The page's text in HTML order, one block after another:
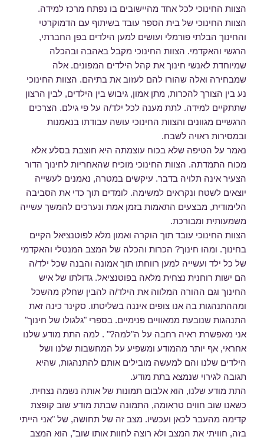
הצוות החינוכי לכל אחד מהיישובים בו נפתח מרכז למידה.
הצוות החינוכי של בית הספר עובד בשיתוף עם הדמוקרטי
והחינוך הבלתי פורמלי ועושים למען הילדים בפן החברתי,
הרגשי והאקדמי. הצוות החינוכי מקבל באהבה ובהכלה
שמיוחדת לאנשי חינוך את קהל הילדים המפונים. אלה
שמבחירה ואלה שהורו להם לעזוב את בתיהם. הצוות החינוכי
נע בין הצורך להכרות, מתן אמון, גיבוש בין הילדים, לבין הרצון
שתתקיים למידה. לתת מענה לכל ילד/ה על פי גילם. הצרכים
הרגשיים מגוונים והצוות החינוכי עושה עבודתו בנאמנות
ובמסירות ראויה לשבח.
נאמר על הטיפה שלא בכוח עוצמתה היא חוצבת בסלע אלא
מכוח התמדתה. הצוות החינוכי מוכיח שהאחריות לחינוך הדור
הצעיר אינה תלויה בדבר. עיקשים במטרה, נאמנים לעשייה
יוצאים לשטח ונקראים למשימה. לומדים תוך כדי את הסביבה
הלימודית, מבצעים התאמות בזמן אמת ונערכים להמשך עשייה
משמעותית ומבורכת.
הצוות החינוכי עובד תוך הוקרה ואמון מלא לפוטנציאל הקיים
בחינוך. ומהו חינוך? הכרות והכלה של המצב המנטלי והאקדמי
של כל ילד ועשייה למען רווחתו תוך אמונה והבנה שכל ילד/ה
הם ישות רוחנית נצחית מלאה בפוטנציאל. גדולתו של איש
החינוך וגם ההורה המלווה את הילד/ה להבין שחלק מהשכל
ומההתנהגות בה אנו צופים איננה בשליטתו. סקינר כינה זאת
התנהגות שנובעת ממאוויים פנימיים. בספרי "גלגולו של חינוך"
אני מאפשרת ראיה רחבה על ה"למה?" . למה התת מודע שלנו
אחראי, אף יותר מהמודע ומשפיע על המחשבות שלנו ושל
הילדים שלנו והם למעשה מובילים אותם להתנהגות, שהיא
תגובה לגירוי שנמצא בתת מודע.
התת מודע שלנו, הוא אלבום תמונות של אותה נשמה נצחית.
כשאנו שוב חווים טראומה, התמונה שבתת מודע שוב קופצת
קדימה מהעבר לכאן ועכשיו. מצב זה של תחושה, של "אני הייתי
בזה, חוויתי את המצב ולא רוצה לחוות אותו שוב", הוא המצב